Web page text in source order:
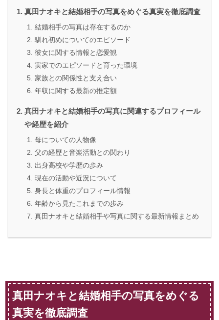
真田ナオキと結婚相手の写真をめぐる真実を徹底調査
結婚相手の写真は存在するのか
馴れ初めについてのエピソード
彼女に関する情報と恋愛観
実家でのエピソードと育った環境
家族との関係性と支え合い
年収に関する最新の推定額
真田ナオキと結婚相手の写真に関連するプロフィール
や経歴を紹介
母についての人物像
父の経歴と音楽活動との関わり
出身高校や学歴の歩み
現在の活動や近況について
身長と体重のプロフィール情報
年齢から見たこれまでの歩み
真田ナオキと結婚相手や写真に関する最新情報まとめ
真田ナオキと結婚相手の写真をめぐる
真実を徹底調査